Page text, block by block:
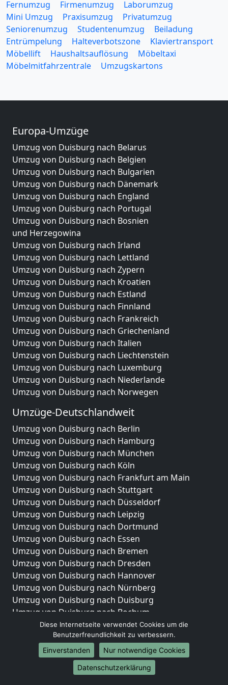
Fernumzug Firmenumzug
Laborumzug
Mini Umzug
Praxisumzug
Privatumzug
Seniorenumzug
Studentenumzug
Beiladung
Entrümpelung
Halteverbotszone
Klaviertransport
Möbellift
Haushaltsauflösung
Möbeltaxi
Möbelmitfahrzentrale
Umzugskartons
Europa-Umzüge
Umzug von Duisburg nach Belarus
Umzug von Duisburg nach Belgien
Umzug von Duisburg nach Bulgarien
Umzug von Duisburg nach Dänemark
Umzug von Duisburg nach England
Umzug von Duisburg nach Portugal
Umzug von Duisburg nach Bosnien
und Herzegowina
Umzug von Duisburg nach Irland
Umzug von Duisburg nach Lettland
Umzug von Duisburg nach Zypern
Umzug von Duisburg nach Kroatien
Umzug von Duisburg nach Estland
Umzug von Duisburg nach Finnland
Umzug von Duisburg nach Frankreich
Umzug von Duisburg nach Griechenland
Umzug von Duisburg nach Italien
Umzug von Duisburg nach Liechtenstein
Umzug von Duisburg nach Luxemburg
Umzug von Duisburg nach Niederlande
Umzug von Duisburg nach Norwegen
Umzüge-Deutschlandweit
Umzug von Duisburg nach Berlin
Umzug von Duisburg nach Hamburg
Umzug von Duisburg nach München
Umzug von Duisburg nach Köln
Umzug von Duisburg nach Frankfurt am Main
Umzug von Duisburg nach Stuttgart
Umzug von Duisburg nach Düsseldorf
Umzug von Duisburg nach Leipzig
Umzug von Duisburg nach Dortmund
Umzug von Duisburg nach Essen
Umzug von Duisburg nach Bremen
Umzug von Duisburg nach Dresden
Umzug von Duisburg nach Hannover
Umzug von Duisburg nach Nürnberg
Umzug von Duisburg nach Duisburg
Umzug von Duisburg nach Bochum
Umzug von Duisburg nach Wuppertal
Umzug von Duisburg nach Bielefeld
Umzug von Duisburg nach Bonn
Umzug von Duisburg nach Münster
Diese Internetseite verwendet Cookies um die
Benutzerfreundlichkeit zu verbessern.
Einverstanden
Nur notwendige Cookies
Datenschutzerklärung